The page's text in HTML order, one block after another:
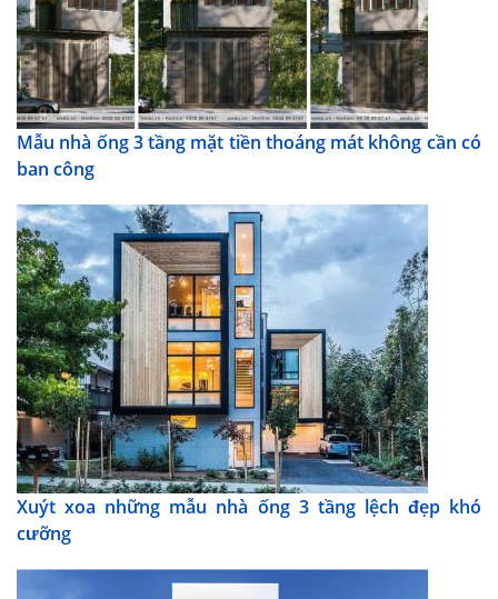
Mẫu nhà ống 3 tầng mặt tiền thoáng mát không cần có
ban công
Xuýt xoa những mẫu nhà ống 3 tầng lệch đẹp khó
cưỡng